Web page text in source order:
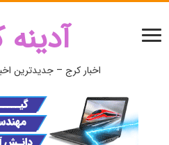
اخبار کرج – جدیدترین